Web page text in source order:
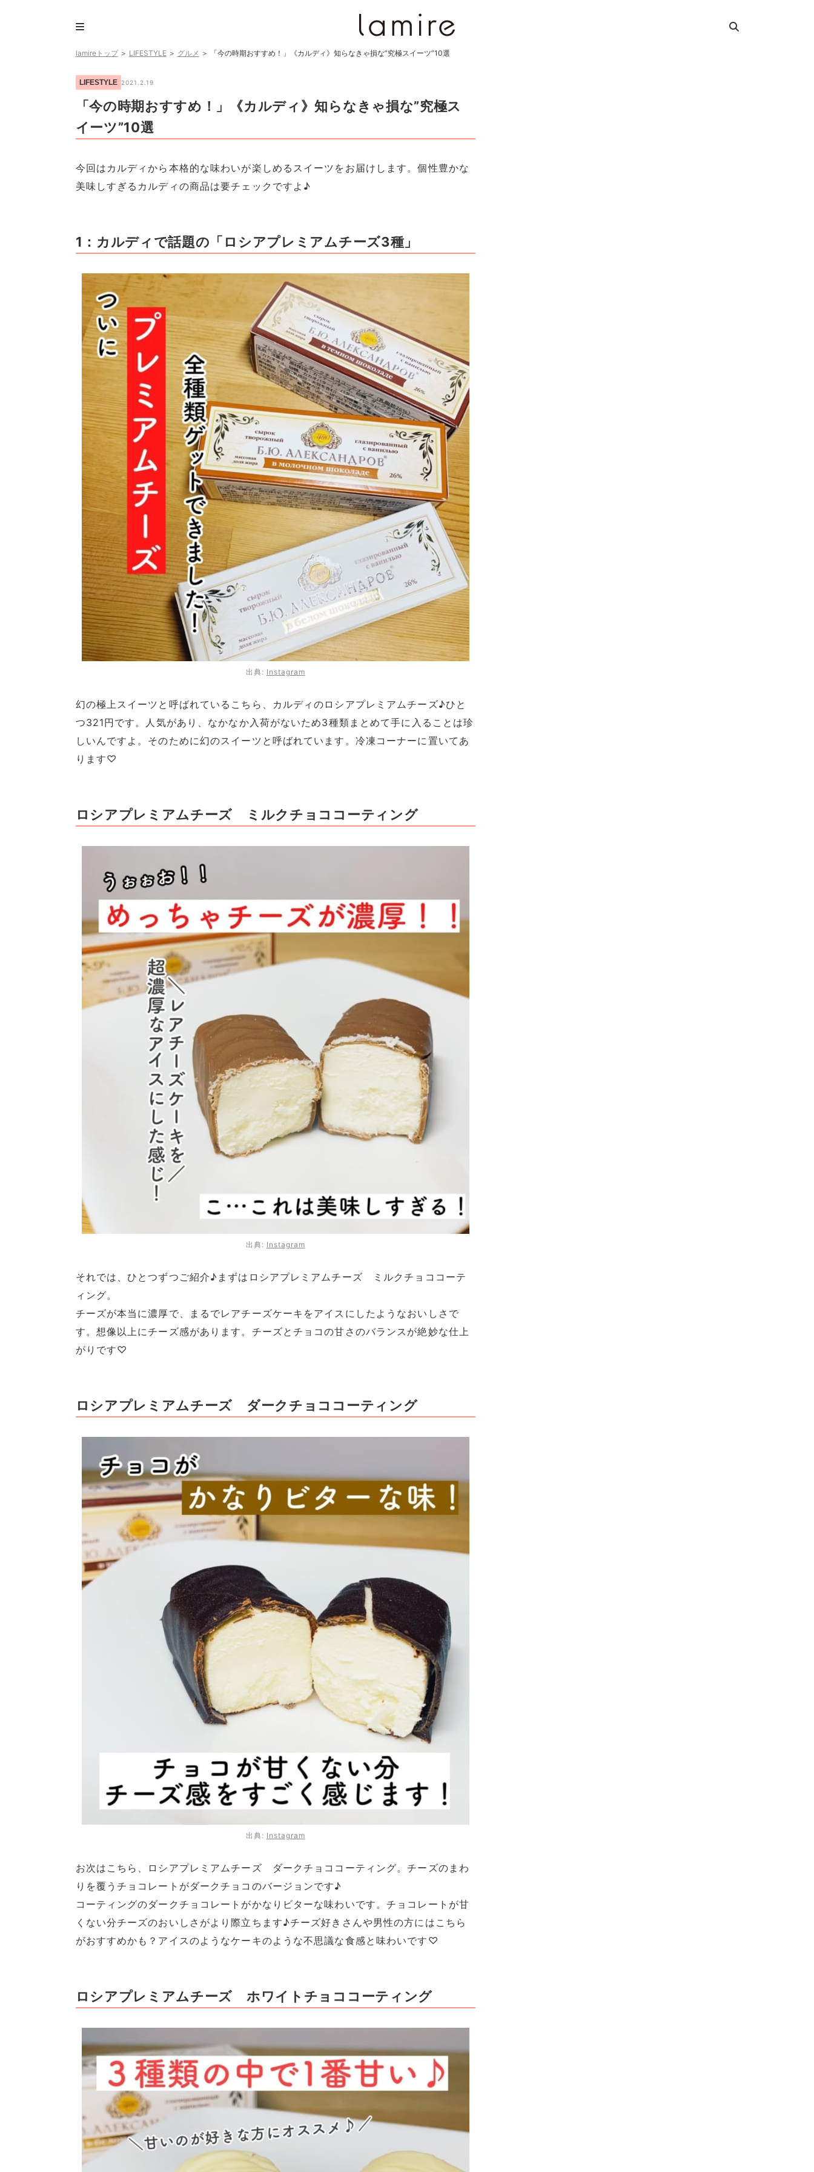
lamireトップ＞ LIFESTYLE＞ グルメ ＞ 「今の時期おすすめ！」《カルディ》知らなきゃ損な”究極スイーツ”10選
LIFESTYLE 2021.2.19
「今の時期おすすめ！」《カルディ》知らなきゃ損な”究極ス
イーツ”10選
今回はカルディから本格的な味わいが楽しめるスイーツをお届けします。個性豊かな
美味しすぎるカルディの商品は要チェックですよ♪
1：カルディで話題の「ロシアプレミアムチーズ3種」
出典: Instagram
幻の極上スイーツと呼ばれているこちら、カルディのロシアプレミアムチーズ♪ひと
つ321円です。人気があり、なかなか入荷がないため3種類まとめて手に入ることは珍
しいんですよ。そのために幻のスイーツと呼ばれています。冷凍コーナーに置いてあ
ります♡
ロシアプレミアムチーズ ミルクチョココーティング
出典: Instagram
それでは、ひとつずつご紹介♪まずはロシアプレミアムチーズ ミルクチョココーテ
ィング。
チーズが本当に濃厚で、まるでレアチーズケーキをアイスにしたようなおいしさで
す。想像以上にチーズ感があります。チーズとチョコの甘さのバランスが絶妙な仕上
がりです♡
ロシアプレミアムチーズ ダークチョココーティング
出典: Instagram
お次はこちら、ロシアプレミアムチーズ ダークチョココーティング。チーズのまわ
りを覆うチョコレートがダークチョコのバージョンです♪
コーティングのダークチョコレートがかなりビターな味わいです。チョコレートが甘
くない分チーズのおいしさがより際立ちます♪チーズ好きさんや男性の方にはこちら
がおすすめかも？アイスのようなケーキのような不思議な食感と味わいです♡
ロシアプレミアムチーズ ホワイトチョココーティング